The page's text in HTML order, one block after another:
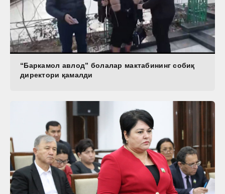
“Баркамол авлод” болалар мактабининг собиқ
директори қамалди